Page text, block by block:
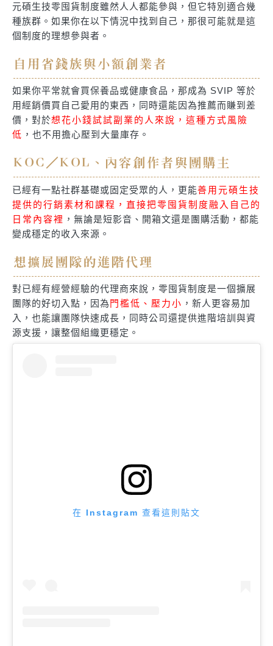
元碩生技零囤貨制度雖然人人都能參與，但它特別適合幾
種族群。如果你在以下情況中找到自己，那很可能就是這
個制度的理想參與者。
自用省錢族與小額創業者
如果你平常就會買保養品或健康食品，那成為 SVIP 等於
用經銷價買自己愛用的東西，同時還能因為推薦而賺到差
價，對於想花小錢試試副業的人來說，這種方式風險
低 ，也不用擔心壓到大量庫存。
KOC／KOL、內容創作者與團購主
已經有一點社群基礎或固定受眾的人，更能善用元碩生技
提供的行銷素材和課程，直接把零囤貨制度融入自己的
日常內容裡 ，無論是短影音、開箱文還是團購活動，都能
變成穩定的收入來源。
想擴展團隊的進階代理
對已經有經營經驗的代理商來說，零囤貨制度是一個擴展
團隊的好切入點，因為 門檻低、壓力小 ，新人更容易加
入，也能讓團隊快速成長，同時公司還提供進階培訓與資
源支援，讓整個組織更穩定。
在 Instagram 查看這則貼文